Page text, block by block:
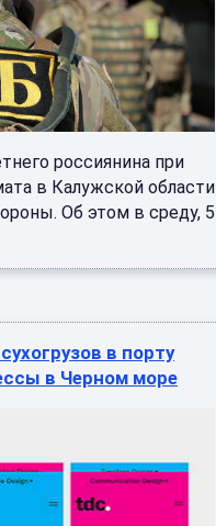
россиянина при
в Калужской области
Об этом в среду, 5
в порту
в Черном море